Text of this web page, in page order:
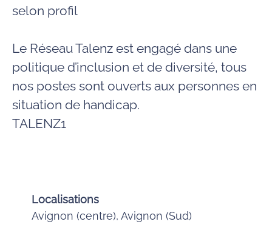
selon profil
Le Réseau Talenz est engagé dans une
politique d’inclusion et de diversité, tous
nos postes sont ouverts aux personnes en
situation de handicap.
TALENZ1
Localisations
Avignon (centre), Avignon (Sud)